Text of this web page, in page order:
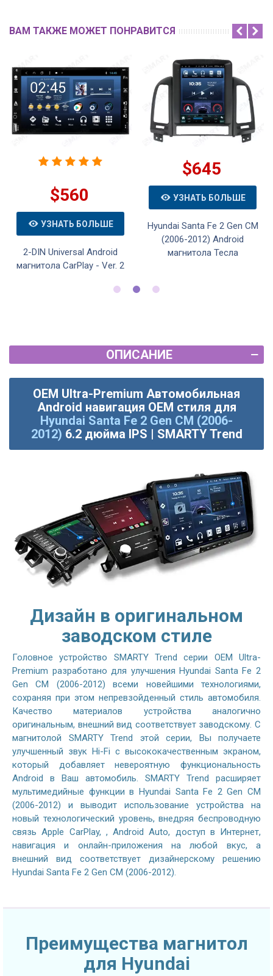
ВАМ ТАКЖЕ МОЖЕТ ПОНРАВИТСЯ
$560
УЗНАТЬ БОЛЬШЕ
2-DIN Universal Android
магнитола CarPlay - Ver. 2
$645
УЗНАТЬ БОЛЬШЕ
Hyundai Santa Fe 2 Gen CM
(2006-2012) Android
магнитола Тесла
ОПИСАНИЕ
OEM Ultra-Premium Автомобильная
Android навигация OEM стиля для
Hyundai Santa Fe 2 Gen CM (2006-
2012) 6.2 дюйма IPS | SMARTY Trend
Дизайн в оригинальном
заводском стиле
Головное устройство SMARTY Trend серии OEM Ultra-
Premium разработано для улучшения Hyundai Santa Fe 2
Gen CM (2006-2012) всеми новейшими технологиями,
сохраняя при этом непревзойденный стиль автомобиля.
Качество материалов устройства аналогично
оригинальным, внешний вид соответствует заводскому. С
магнитолой SMARTY Trend этой серии, Вы получаете
улучшенный звук Hi-Fi с высококачественным экраном,
который добавляет невероятную функциональность
Android в Ваш автомобиль. SMARTY Trend расширяет
мультимедийные функции в Hyundai Santa Fe 2 Gen CM
(2006-2012) и выводит использование устройства на
новый технологический уровень, внедряя беспроводную
связь Apple CarPlay, , Android Auto, доступ в Интернет,
навигация и онлайн-приложения на любой вкус, а
внешний вид соответствует дизайнерскому решению
Hyundai Santa Fe 2 Gen CM (2006-2012).
Преимущества магнитол
для Hyundai